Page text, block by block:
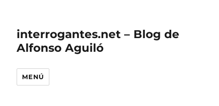
interrogantes.net – Blog de
Alfonso Aguiló
MENÚ